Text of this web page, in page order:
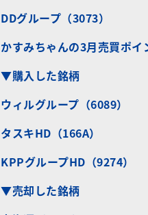
DDグループ（3073）
かすみちゃんの3月売買ポイ
▼購入した銘柄
ウィルグループ（6089）
タスキHD（166A）
KPPグループHD（9274）
▼売却した銘柄